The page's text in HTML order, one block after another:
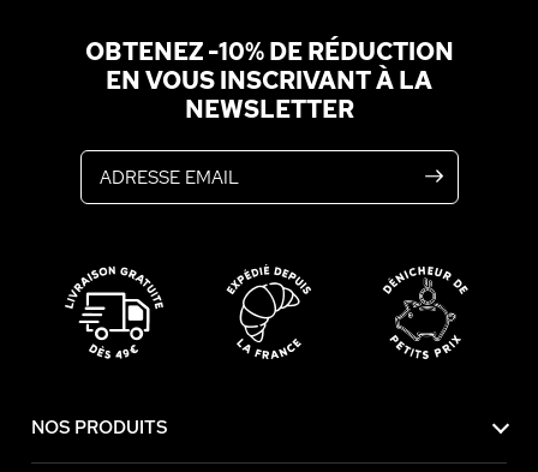
OBTENEZ -10% DE RÉDUCTION
EN VOUS INSCRIVANT À LA
NEWSLETTER
NOS PRODUITS